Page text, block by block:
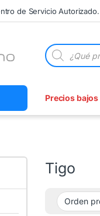
de Servicio Autorizado.
Búsqueda de
Precios bajos
Tigo